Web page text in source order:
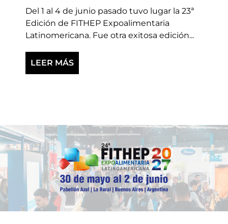
Del 1 al 4 de junio pasado tuvo lugar la 23ª
Edición de FITHEP Expoalimentaria
Latinomericana. Fue otra exitosa edición...
LEER MÁS